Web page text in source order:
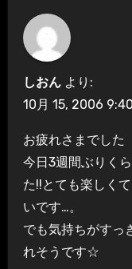
しおん より:
10月 15, 2006
お疲れさまでした
今日3週間ぶりく
た!!とても楽しく
いです…。
でも気持ちがすっ
れそうです☆